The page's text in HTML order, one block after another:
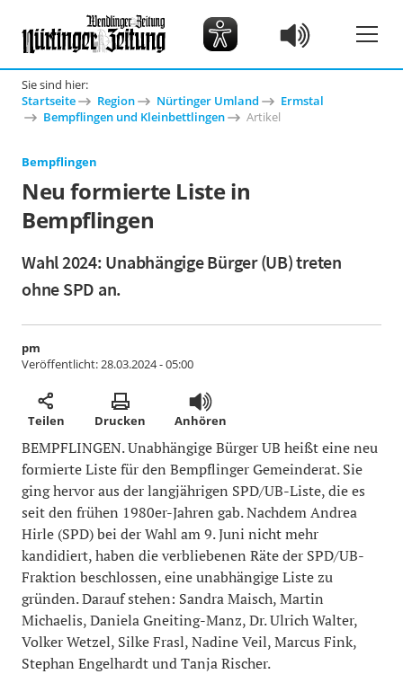
Sie sind hier:
Startseite
Region Nürtinger Umland
Ermstal
Bempflingen und Kleinbettlingen
Artikel
Bempflingen
Neu formierte Liste in
Bempflingen
Wahl 2024: Unabhängige Bürger (UB) treten
ohne SPD an.
pm
Veröffentlicht:28.03.2024 - 05:00
Teilen Drucken Anhören
BEMPFLINGEN. Unabhängige Bürger UB heißt eine neu
formierte Liste für den Bempflinger Gemeinderat. Sie
ging hervor aus der langjährigen SPD/UB-Liste, die es
seit den frühen 1980er-Jahren gab. Nachdem Andrea
Hirle (SPD) bei der Wahl am 9. Juni nicht mehr
kandidiert, haben die verbliebenen Räte der SPD/UB-
Fraktion beschlossen, eine unabhängige Liste zu
gründen. Darauf stehen: Sandra Maisch, Martin
Michaelis, Daniela Gneiting-Manz, Dr. Ulrich Walter,
Volker Wetzel, Silke Frasl, Nadine Veil, Marcus Fink,
Stephan Engelhardt und Tanja Rischer.